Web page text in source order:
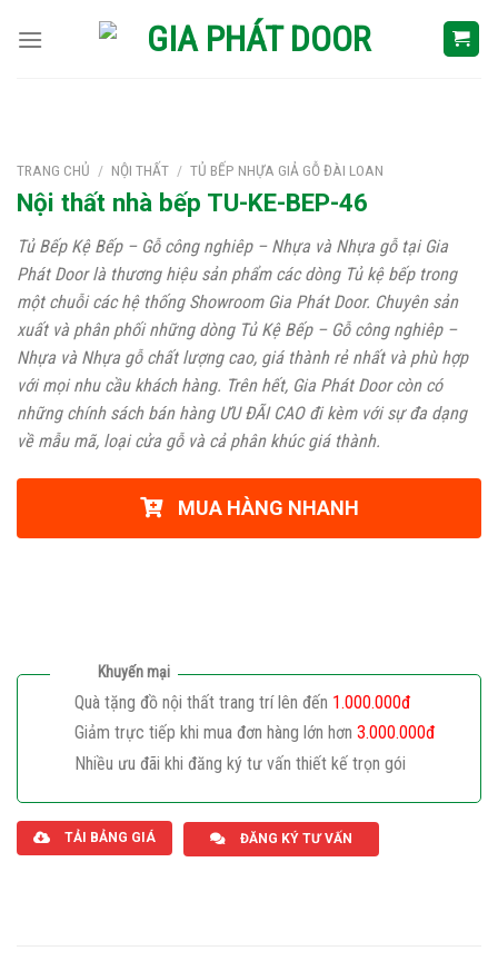
TRANG CHỦ / NỘI THẤT / TỦ BẾP NHỰA GIẢ GỖ ĐÀI LOAN
Nội thất nhà bếp TU-KE-BEP-46
Tủ Bếp Kệ Bếp – Gỗ công nghiêp – Nhựa và Nhựa gỗ tại Gia
Phát Door là thương hiệu sản phẩm các dòng Tủ kệ bếp trong
một chuỗi các hệ thống Showroom Gia Phát Door. Chuyên sản
xuất và phân phối những dòng Tủ Kệ Bếp – Gỗ công nghiêp –
Nhựa và Nhựa gỗ chất lượng cao, giá thành rẻ nhất và phù hợp
với mọi nhu cầu khách hàng. Trên hết, Gia Phát Door còn có
những chính sách bán hàng ƯU ĐÃI CAO đi kèm với sự đa dạng
về mẫu mã, loại cửa gỗ và cả phân khúc giá thành.
MUA HÀNG NHANH
Khuyến mại
Quà tặng đồ nội thất trang trí lên đến 1.000.000đ
Giảm trực tiếp khi mua đơn hàng lớn hơn 3.000.000đ
Nhiều ưu đãi khi đăng ký tư vấn thiết kế trọn gói
TẢI BẢNG GIÁ ĐĂNG KÝ TƯ VẤN